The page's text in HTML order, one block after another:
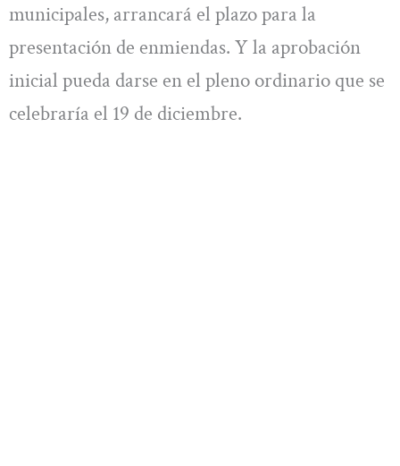
municipales, arrancará el plazo para la
presentación de enmiendas. Y la aprobación
inicial pueda darse en el pleno ordinario que se
celebraría el 19 de diciembre.